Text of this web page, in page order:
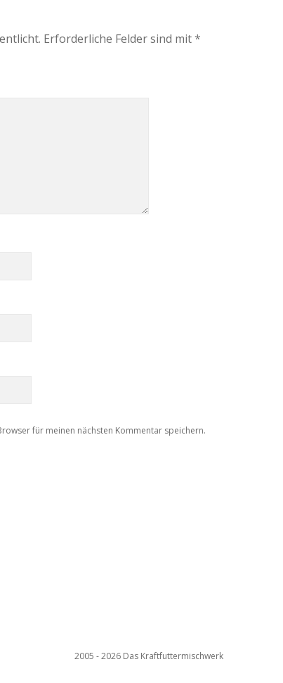
Erforderliche Felder sind mit*
für meinen nächsten Kommentar speichern.
2005 - 2026 Das Kraftfuttermischwerk